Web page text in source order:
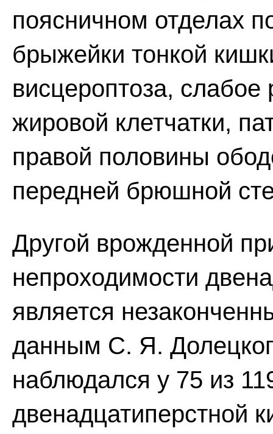
поясничном отделах
брыжейки тонкой
висцероптоза,
жировой клетчатки,
правой половины
передней брюшной
Другой врожденной
непроходимости
является
данным С. Я.
наблюдался у 75 из
двенадцатиперстной